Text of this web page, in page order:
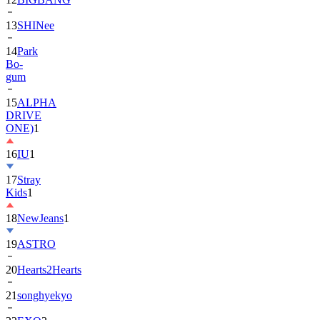
13SHINee
14Park
Bo-
gum
15ALPHA
DRIVE
ONE)1
16IU1
17Stray
Kids1
18NewJeans1
19ASTRO
20Hearts2Hearts
21songhyekyo